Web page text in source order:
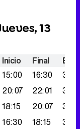
13
Inicio Final
15:00 16:30
20:07 22:01
18:15 20:07
16:30 18:15